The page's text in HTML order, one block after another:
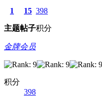
1
主题
15
帖子
398
积分
金牌会员
积分
398